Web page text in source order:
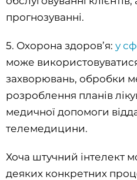
прогнозуванні.
5. Охорона здоров’я: у
може
захворювань, обробки
розроблення планів
медичної допомоги
телемедицини.
Хоча штучний інтелект
деяких конкретних